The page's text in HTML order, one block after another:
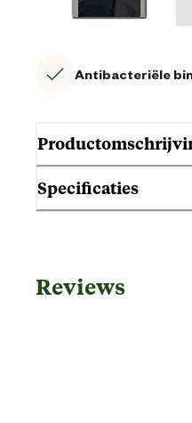
Antibacteriële
Specificaties
Ean
Reviews